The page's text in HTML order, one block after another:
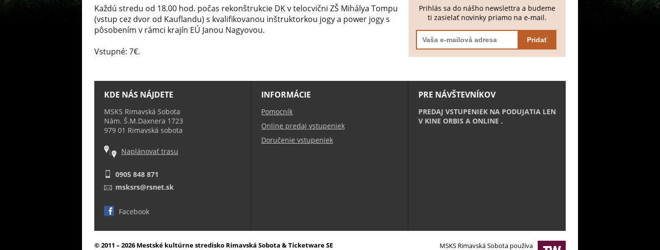
Každú stredu od 18.00 hod. počas rekonštrukcie DK v telocvični ZŠ Mihálya Tompu
(vstup cez dvor od Kauflandu) s kvalifikovanou inštruktorkou jogy a power jogy s
pôsobením v rámci krajín EÚ Janou Nagyovou.
Vstupné: 7€.
Prihlás sa do nášho newslettra a budeme
ti zasielať novinky priamo na e-mail.
Pridať
KDE NÁS NÁJDETE
MSKS Rimavská Sobota
Nám. Š.M.Daxnera 1723
979 01 Rimavská sobota
Naplánovať trasu
0905 848 871
msksrs@rsnet.sk
Facebook
INFORMÁCIE
Pomocník
Online predaj vstupeniek
Doručenie vstupeniek
PRE NÁVŠTEVNÍKOV
PREDAJ VSTUPENIEK NA PODUJATIA LEN
V KINE ORBIS A ONLINE .
© 2011 – 2026 Mestské kultúrne stredisko Rimavská Sobota & Ticketware SE
MSKS Rimavská Sobota používa